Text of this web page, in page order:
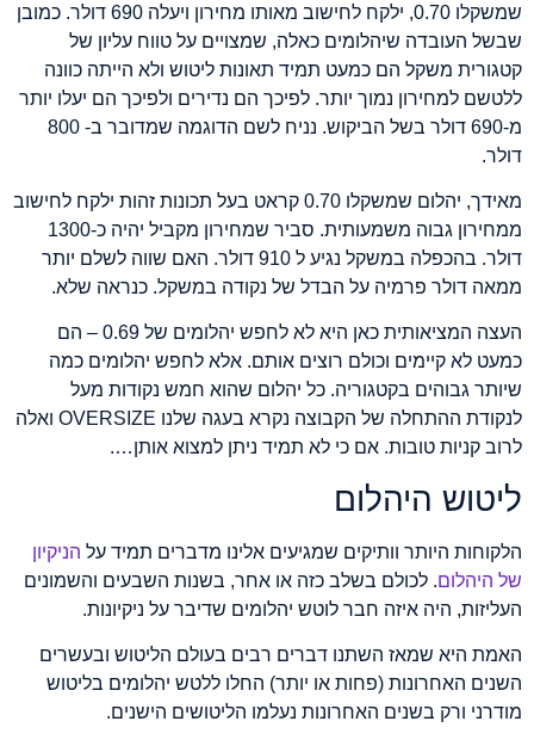
שמשקלו 0.70, ילקח לחישוב מאותו מחירון ויעלה 690 דולר. כמובן
שבשל העובדה שיהלומים כאלה, שמצויים על טווח עליון של
קטגורית משקל הם כמעט תמיד תאונות ליטוש ולא הייתה כוונה
ללטשם למחירון נמוך יותר. לפיכך הם נדירים ולפיכך הם יעלו יותר
מ-690 דולר בשל הביקוש. נניח לשם הדוגמה שמדובר ב- 800
דולר.
מאידך, יהלום שמשקלו 0.70 קראט בעל תכונות זהות ילקח לחישוב
ממחירון גבוה משמעותית. סביר שמחירון מקביל יהיה כ-1300
דולר. בהכפלה במשקל נגיע ל 910 דולר. האם שווה לשלם יותר
ממאה דולר פרמיה על הבדל של נקודה במשקל. כנראה שלא.
העצה המציאותית כאן היא לא לחפש יהלומים של 0.69 – הם
כמעט לא קיימים וכולם רוצים אותם. אלא לחפש יהלומים כמה
שיותר גבוהים בקטגוריה. כל יהלום שהוא חמש נקודות מעל
לנקודת ההתחלה של הקבוצה נקרא בעגה שלנו OVERSIZE ואלה
לרוב קניות טובות. אם כי לא תמיד ניתן למצוא אותן….
ליטוש היהלום
הלקוחות היותר וותיקים שמגיעים אלינו מדברים תמיד על הניקיון
של היהלום. לכולם בשלב כזה או אחר, בשנות השבעים והשמונים
העליזות, היה איזה חבר לוטש יהלומים שדיבר על ניקיונות.
האמת היא שמאז השתנו דברים רבים בעולם הליטוש ובעשרים
השנים האחרונות (פחות או יותר) החלו ללטש יהלומים בליטוש
מודרני ורק בשנים האחרונות נעלמו הליטושים הישנים.